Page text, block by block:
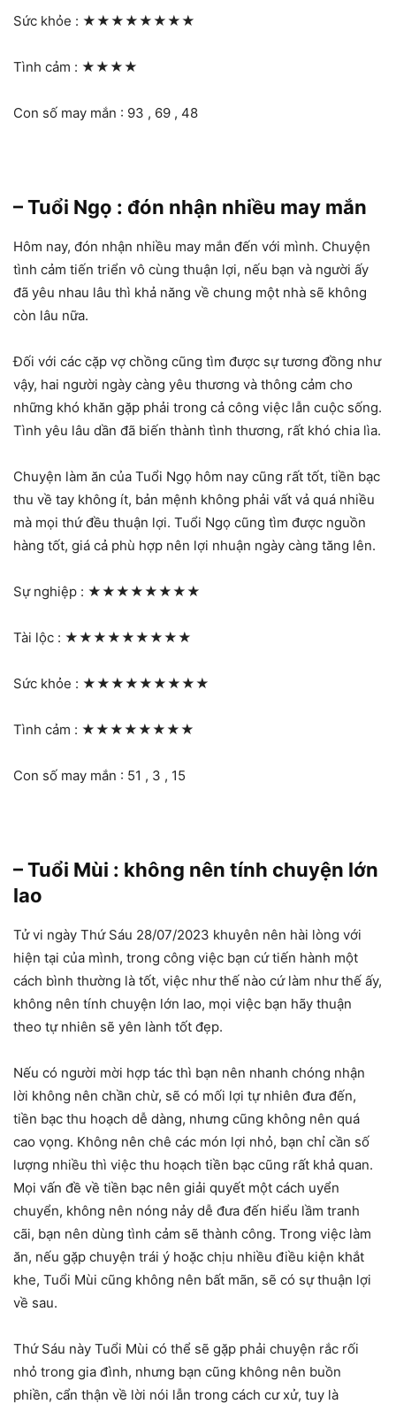
Sức khỏe : ★★★★★★★★
Tình cảm : ★★★★
Con số may mắn : 93 , 69 , 48
– Tuổi Ngọ : đón nhận nhiều may mắn
Hôm nay, đón nhận nhiều may mắn đến với mình. Chuyện
tình cảm tiến triển vô cùng thuận lợi, nếu bạn và người ấy
đã yêu nhau lâu thì khả năng về chung một nhà sẽ không
còn lâu nữa.
Đối với các cặp vợ chồng cũng tìm được sự tương đồng như
vậy, hai người ngày càng yêu thương và thông cảm cho
những khó khăn gặp phải trong cả công việc lẫn cuộc sống.
Tình yêu lâu dần đã biến thành tình thương, rất khó chia lìa.
Chuyện làm ăn của Tuổi Ngọ hôm nay cũng rất tốt, tiền bạc
thu về tay không ít, bản mệnh không phải vất vả quá nhiều
mà mọi thứ đều thuận lợi. Tuổi Ngọ cũng tìm được nguồn
hàng tốt, giá cả phù hợp nên lợi nhuận ngày càng tăng lên.
Sự nghiệp : ★★★★★★★★
Tài lộc : ★★★★★★★★★
Sức khỏe : ★★★★★★★★★
Tình cảm : ★★★★★★★★
Con số may mắn : 51 , 3 , 15
– Tuổi Mùi : không nên tính chuyện lớn
lao
Tử vi ngày Thứ Sáu 28/07/2023 khuyên nên hài lòng với
hiện tại của mình, trong công việc bạn cứ tiến hành một
cách bình thường là tốt, việc như thế nào cứ làm như thế ấy,
không nên tính chuyện lớn lao, mọi việc bạn hãy thuận
theo tự nhiên sẽ yên lành tốt đẹp.
Nếu có người mời hợp tác thì bạn nên nhanh chóng nhận
lời không nên chần chừ, sẽ có mối lợi tự nhiên đưa đến,
tiền bạc thu hoạch dễ dàng, nhưng cũng không nên quá
cao vọng. Không nên chê các món lợi nhỏ, bạn chỉ cần số
lượng nhiều thì việc thu hoạch tiền bạc cũng rất khả quan.
Mọi vấn đề về tiền bạc nên giải quyết một cách uyển
chuyển, không nên nóng nảy dễ đưa đến hiểu lầm tranh
cãi, bạn nên dùng tình cảm sẽ thành công. Trong việc làm
ăn, nếu gặp chuyện trái ý hoặc chịu nhiều điều kiện khắt
khe, Tuổi Mùi cũng không nên bất mãn, sẽ có sự thuận lợi
về sau.
Thứ Sáu này Tuổi Mùi có thể sẽ gặp phải chuyện rắc rối
nhỏ trong gia đình, nhưng bạn cũng không nên buồn
phiền, cẩn thận về lời nói lẫn trong cách cư xử, tuy là